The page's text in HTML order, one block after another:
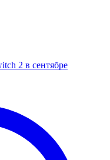
2 в сентябре